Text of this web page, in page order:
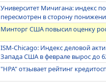
Университет Мичигана: индекс
пересмотрен в сторону
Минторг США повысил оценку
ISM-Chicago: Индекс деловой
Запада США в феврале вырос до
"НРА" отзывает рейтинг